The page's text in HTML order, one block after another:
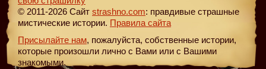
© 2011-2026 Сайт strashno.com: правдивые страшные
мистические истории. Правила сайта
Присылайте нам, пожалуйста, собственные истории,
которые произошли лично с Вами или с Вашими
знакомыми.